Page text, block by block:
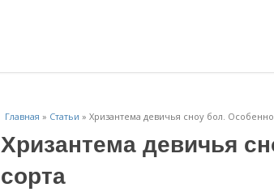
Главная » Статьи » Хризантема девичья сноу бол.
Хризантема девичья
сорта